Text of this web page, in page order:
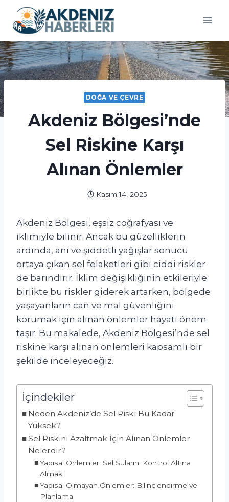
content
DOĞA VE ÇEVRE
Akdeniz Bölgesi’nde
Sel Riskine Karşı
Alınan Önlemler
Kasım 14, 2025
Akdeniz Bölgesi, eşsiz coğrafyası ve
iklimiyle bilinir. Ancak bu güzelliklerin
ardında, ani ve şiddetli yağışlar sonucu
ortaya çıkan sel felaketleri gibi ciddi riskler
de barındırır. İklim değişikliğinin etkileriyle
birlikte bu riskler giderek artarken, bölgede
yaşayanların can ve mal güvenliğini
korumak için alınan önlemler hayati önem
taşır. Bu makalede, Akdeniz Bölgesi’nde sel
riskine karşı alınan önlemleri kapsamlı bir
şekilde inceleyeceğiz.
İçindekiler
Neden Akdeniz’de Sel Riski Bu Kadar
Yüksek?
Sel Riskini Azaltmak İçin Alınan Önlemler
Nelerdir?
Yapısal Önlemler: Sel Sularını Kontrol Altına
Almak
Yapısal Olmayan Önlemler: Bilinçlendirme ve
Planlama